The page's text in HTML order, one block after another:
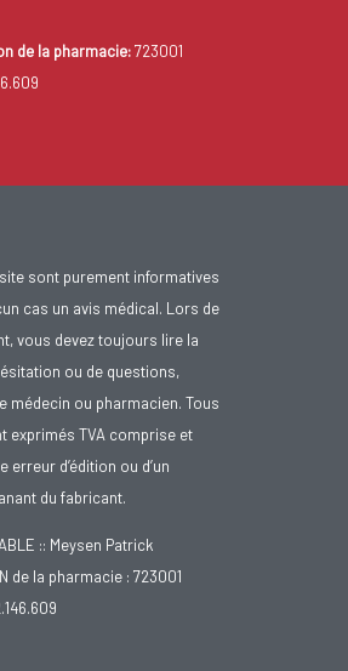
de la pharmacie:723001
sont purement informatives
cas un avis médical. Lors de
vous devez toujours lire la
ou de questions,
médecin ou pharmacien. Tous
exprimés TVA comprise et
erreur d’édition ou d’un
du fabricant.
:: Meysen Patrick
de la pharmacie : 723001